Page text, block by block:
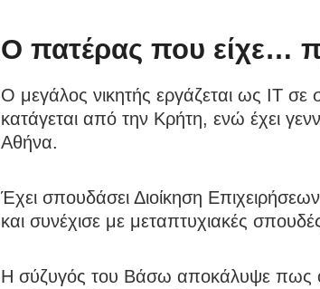
Ο πατέρας που είχε…
Ο μεγάλος νικητής εργάζεται ως IT σε
κατάγεται από την Κρήτη, ενώ έχει
Αθήνα.
Έχει σπουδάσει Διοίκηση
και συνέχισε με μεταπτυχιακές
Η σύζυγός του Βάσω αποκάλυψε πως